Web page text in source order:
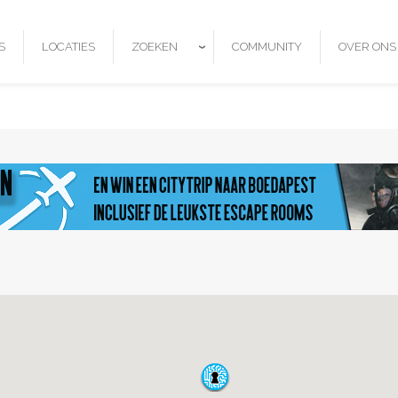
LOCATIES ZOEKEN COMMUNITY OVER ONS